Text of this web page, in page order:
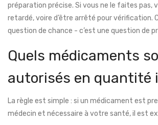
préparation précise. Si vous ne le faites pas,
retardé, voire d’être arrêté pour vérification.
question de chance - c’est une question de
Quels médicaments
autorisés en quantité
La règle est simple : si un médicament est
médecin et nécessaire à votre santé, il est